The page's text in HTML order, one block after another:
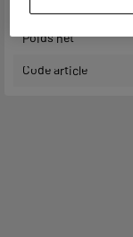
Poids net
Code article